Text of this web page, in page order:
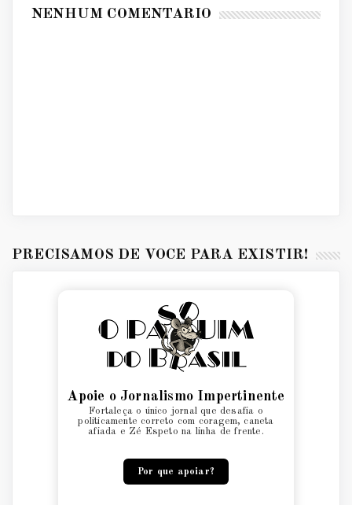
NENHUM COMENTÁRIO
PRECISAMOS DE VOCÊ PARA EXISTIR!
Apoie o Jornalismo Impertinente
Fortaleça o único jornal que desafia o
politicamente correto com coragem, caneta
afiada e Zé Espeto na linha de frente.
Por que apoiar?